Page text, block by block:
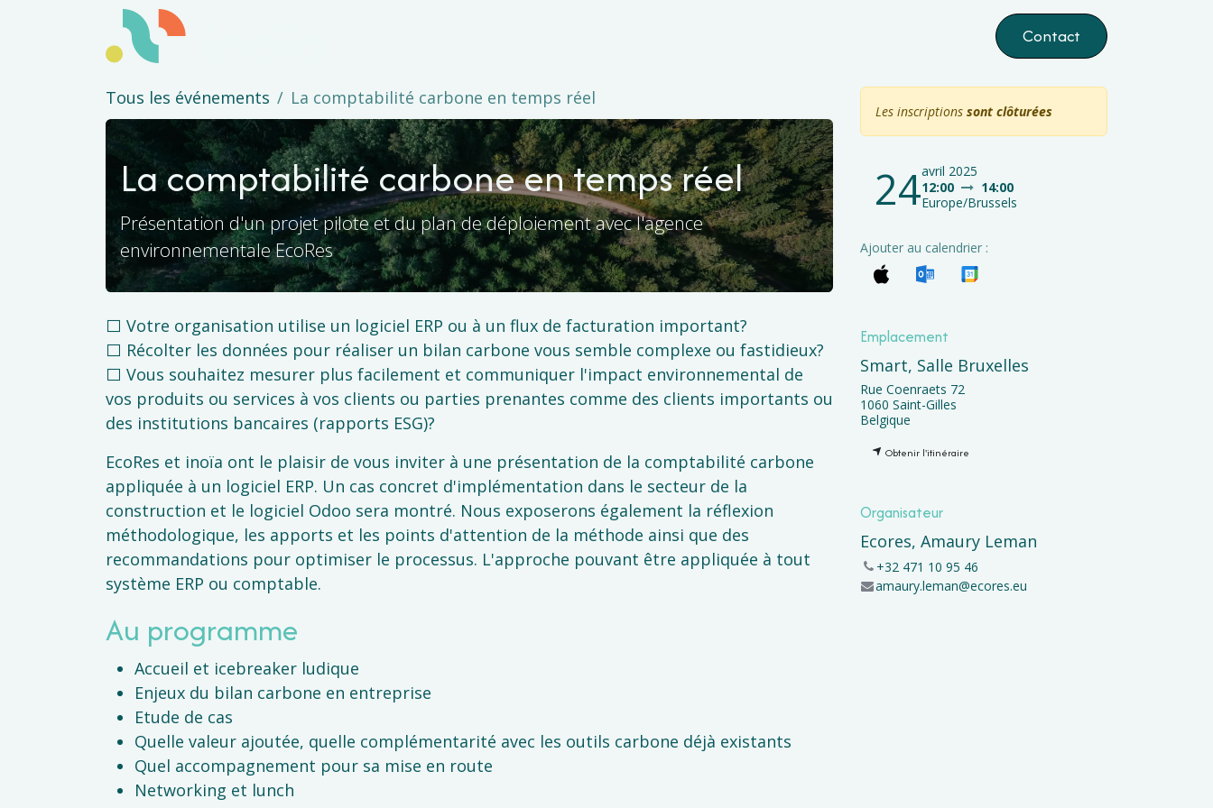
Contact
Tous les événements La comptabilité carbone en temps réel
La comptabilité carbone en temps réel
Présentation d'un projet pilote et du plan de déploiement avec l'agence
environnementale EcoRes
⬜ Votre organisation utilise un logiciel ERP ou à un flux de facturation important?
⬜ Récolter les données pour réaliser un bilan carbone vous semble complexe ou fastidieux?
⬜ Vous souhaitez mesurer plus facilement et communiquer l'impact environnemental de
vos produits ou services à vos clients ou parties prenantes comme des clients importants ou
des institutions bancaires (rapports ESG)?
EcoRes et inoïa ont le plaisir de vous inviter à une présentation de la comptabilité carbone
appliquée à un logiciel ERP. Un cas concret d'implémentation dans le secteur de la
construction et le logiciel Odoo sera montré. Nous exposerons également la réflexion
méthodologique, les apports et les points d'attention de la méthode ainsi que des
recommandations pour optimiser le processus. L'approche pouvant être appliquée à tout
système ERP ou comptable.
Au programme
Accueil et icebreaker ludique
Enjeux du bilan carbone en entreprise
Etude de cas
Quelle valeur ajoutée, quelle complémentarité avec les outils carbone déjà existants
Quel accompagnement pour sa mise en route
Networking et lunch
Les inscriptions sont clôturées
24avril 2025
12:00
14:00
Europe/Brussels
Ajouter au calendrier :
Emplacement
Smart, Salle Bruxelles
Rue Coenraets 72
1060 Saint-Gilles
Belgique
Obtenir l'itinéraire
Organisateur
Ecores, Amaury Leman
+32 471 10 95 46
amaury.leman@ecores.eu